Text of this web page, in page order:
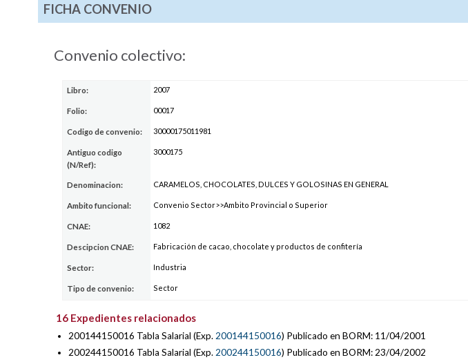
FICHA CONVENIO
Convenio colectivo:
Libro: 2007
Folio: 00017
Codigo de convenio: 30000175011981
Antiguo codigo
(N/Ref):
3000175
Denominacion: CARAMELOS, CHOCOLATES, DULCES Y GOLOSINAS EN GENERAL
Ambito funcional: Convenio Sector>>Ambito Provincial o Superior
CNAE: 1082
Descipcion CNAE: Fabricación de cacao, chocolate y productos de confitería
Sector: Industria
Tipo de convenio: Sector
16 Expedientes relacionados
200144150016 Tabla Salarial (Exp. 200144150016) Publicado en BORM: 11/04/2001
200244150016 Tabla Salarial (Exp. 200244150016) Publicado en BORM: 23/04/2002